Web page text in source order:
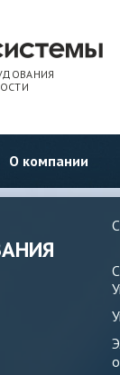
О компании